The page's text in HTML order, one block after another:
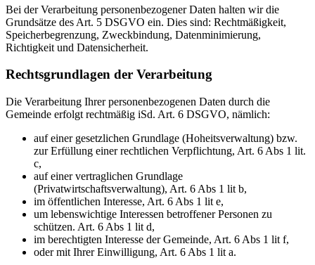
Bei der Verarbeitung personenbezogener Daten halten wir die
Grundsätze des Art. 5 DSGVO ein. Dies sind: Rechtmäßigkeit,
Speicherbegrenzung, Zweckbindung, Datenminimierung,
Richtigkeit und Datensicherheit.
Rechtsgrundlagen der Verarbeitung
Die Verarbeitung Ihrer personenbezogenen Daten durch die
Gemeinde erfolgt rechtmäßig iSd. Art. 6 DSGVO, nämlich:
auf einer gesetzlichen Grundlage (Hoheitsverwaltung) bzw.
zur Erfüllung einer rechtlichen Verpflichtung, Art. 6 Abs 1 lit.
c,
auf einer vertraglichen Grundlage
(Privatwirtschaftsverwaltung), Art. 6 Abs 1 lit b,
im öffentlichen Interesse, Art. 6 Abs 1 lit e,
um lebenswichtige Interessen betroffener Personen zu
schützen. Art. 6 Abs 1 lit d,
im berechtigten Interesse der Gemeinde, Art. 6 Abs 1 lit f,
oder mit Ihrer Einwilligung, Art. 6 Abs 1 lit a.